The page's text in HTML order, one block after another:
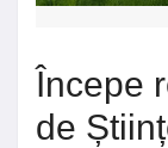
Începe
de